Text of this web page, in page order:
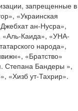
запрещенные в
«Украинская
ан-Нусра»,
«Аль-Каида», «УНА-
народа»,
«Братство»
Степана Бандеры »,
«Хизб ут-Тахрир».